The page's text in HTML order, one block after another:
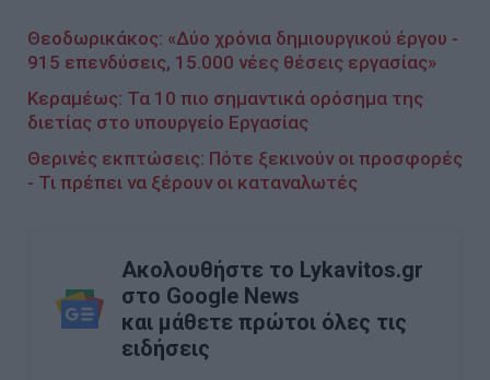
Θεοδωρικάκος: «Δύο χρόνια δημιουργικού έργου -
915 επενδύσεις, 15.000 νέες θέσεις εργασίας»
Κεραμέως: Τα 10 πιο σημαντικά ορόσημα της
διετίας στο υπουργείο Εργασίας
Θερινές εκπτώσεις: Πότε ξεκινούν οι προσφορές
- Τι πρέπει να ξέρουν οι καταναλωτές
Ακολουθήστε το Lykavitos.gr
στο Google News
και μάθετε πρώτοι όλες τις
ειδήσεις